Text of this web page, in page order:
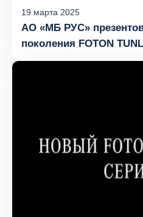
19 марта 2025
АО «МБ РУС»
поколения FOTON